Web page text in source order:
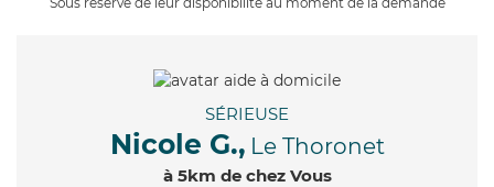
SÉRIEUSE
Nicole G., Le Thoronet
à 5km de chez Vous